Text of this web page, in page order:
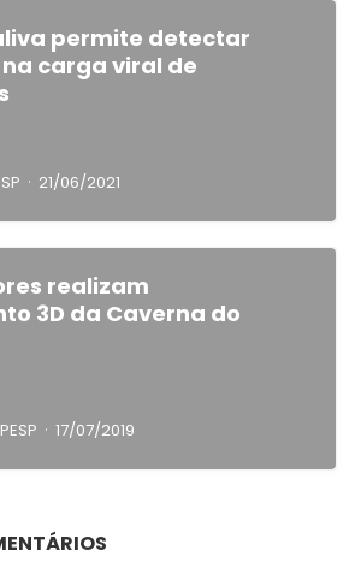
permite detectar
carga viral de
· 21/06/2021
realizam
3D da Caverna do
· 17/07/2019